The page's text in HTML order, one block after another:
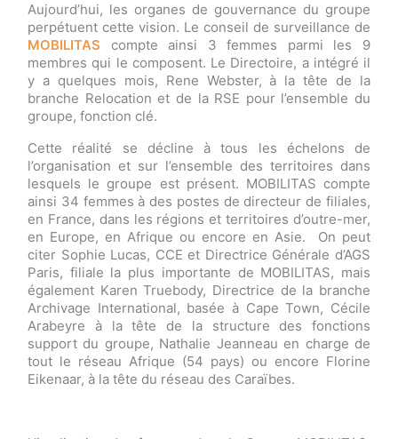
Aujourd’hui, les organes de gouvernance du groupe
perpétuent cette vision. Le conseil de surveillance de
MOBILITAS compte ainsi 3 femmes parmi les 9
membres qui le composent. Le Directoire, a intégré il
y a quelques mois, Rene Webster, à la tête de la
branche Relocation et de la RSE pour l’ensemble du
groupe, fonction clé.
Cette réalité se décline à tous les échelons de
l’organisation et sur l’ensemble des territoires dans
lesquels le groupe est présent. MOBILITAS compte
ainsi 34 femmes à des postes de directeur de filiales,
en France, dans les régions et territoires d’outre-mer,
en Europe, en Afrique ou encore en Asie. On peut
citer Sophie Lucas, CCE et Directrice Générale d’AGS
Paris, filiale la plus importante de MOBILITAS, mais
également Karen Truebody, Directrice de la branche
Archivage International, basée à Cape Town, Cécile
Arabeyre à la tête de la structure des fonctions
support du groupe, Nathalie Jeanneau en charge de
tout le réseau Afrique (54 pays) ou encore Florine
Eikenaar, à la tête du réseau des Caraïbes.